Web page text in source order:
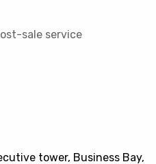
sale service
tower, Business Bay,